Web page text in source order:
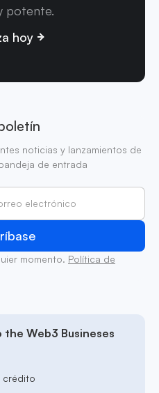
potente.
hoy
noticias y lanzamientos de
de entrada
momento. Política de
Web3 Busineses
crédito